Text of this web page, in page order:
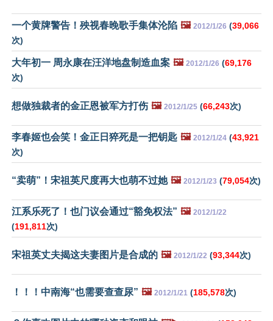
一个黄牌警告！殃视春晚歌手集体沦陷 🖼️ 2012/1/26 (39,066
次)
大年初一 周永康在汪洋地盘制造血案 🖼️ 2012/1/26 (69,176
次)
想做独裁者的金正恩被军方打伤 🖼️ 2012/1/25 (66,243次)
李春姬也会笑！金正日猝死是一把钥匙 🖼️ 2012/1/24 (43,921
次)
“卖萌”！宋祖英尺度再大也萌不过她 🖼️ 2012/1/23 (79,054次)
江系乐死了！也门议会通过“豁免权法” 🖼️ 2012/1/22
(191,811次)
宋祖英丈夫揭这夫妻图片是合成的 🖼️ 2012/1/22 (93,344次)
！！！中南海“也需要查查尿” 🖼️ 2012/1/21 (185,578次)